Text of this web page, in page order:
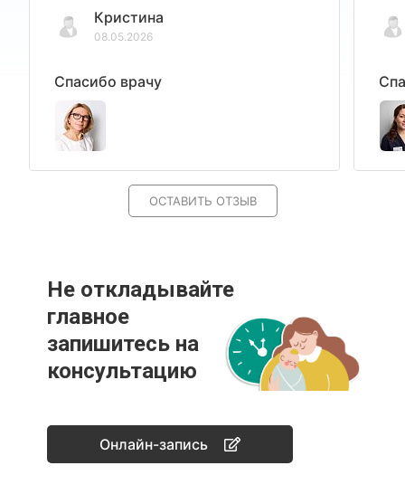
Кристина
08.05.2026
Спасибо врачу
ОСТАВИТЬ ОТЗЫВ
Не откладывайте
главное
запишитесь на
консультацию
Онлайн-запись